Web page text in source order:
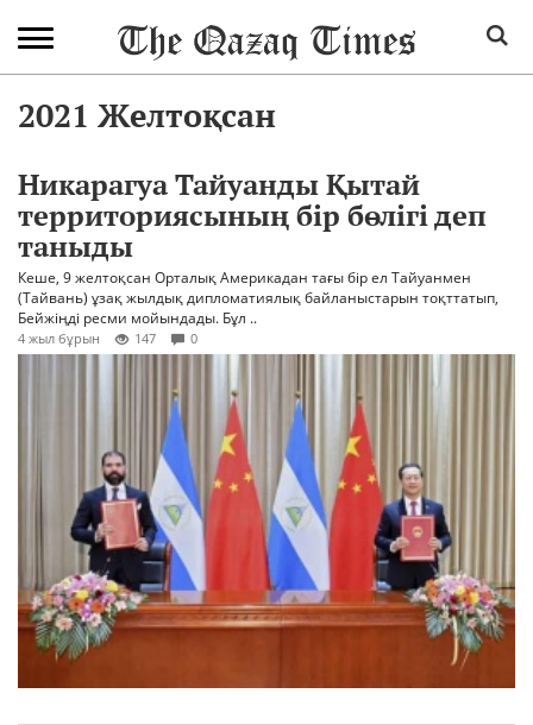
2021 Желтоқсан
Никарагуа Тайуанды Қытай
территориясының бір бөлігі деп
таныды
Кеше, 9 желтоқсан Орталық Америкадан тағы бір ел Тайуанмен
(Тайвань) ұзақ жылдық дипломатиялық байланыстарын тоқттатып,
Бейжіңді ресми мойындады. Бұл ..
4 жыл бұрын 147 0